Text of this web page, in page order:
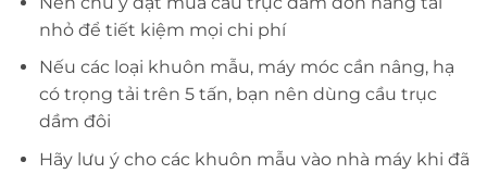
nhỏ để tiết kiệm mọi chi phí
Nếu các loại khuôn mẫu, máy móc cần nâng, hạ
có trọng tải trên 5 tấn, bạn nên dùng cầu trục
dầm đôi
Hãy lưu ý cho các khuôn mẫu vào nhà máy khi đã